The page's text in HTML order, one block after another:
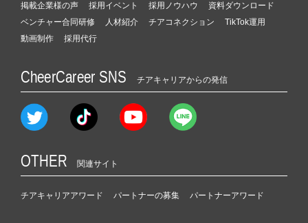
掲載企業様の声 採用イベント 採用ノウハウ
資料ダウンロード
ベンチャー合同研修
人材紹介 チアコネクション
TikTok運用
動画制作
採用代行
CheerCareer SNS チアキャリアからの発信
OTHER 関連サイト
チアキャリアアワード パートナーの募集 パートナーアワード